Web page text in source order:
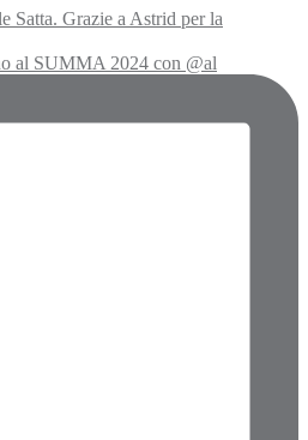
al SUMMA 2024 con @al